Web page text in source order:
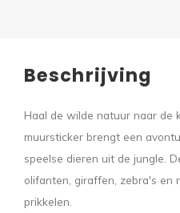
Beschrijving
Haal de wilde natuur naar de
muursticker brengt een
speelse dieren uit de jungle.
olifanten, giraffen, zebra's en
prikkelen.